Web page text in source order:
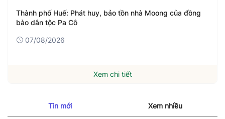
Thành phố Huế: Phát huy, bảo tồn nhà Moong của đồng
bào dân tộc Pa Cô
07/08/2026
Xem chi tiết
Tin mới Xem nhiều